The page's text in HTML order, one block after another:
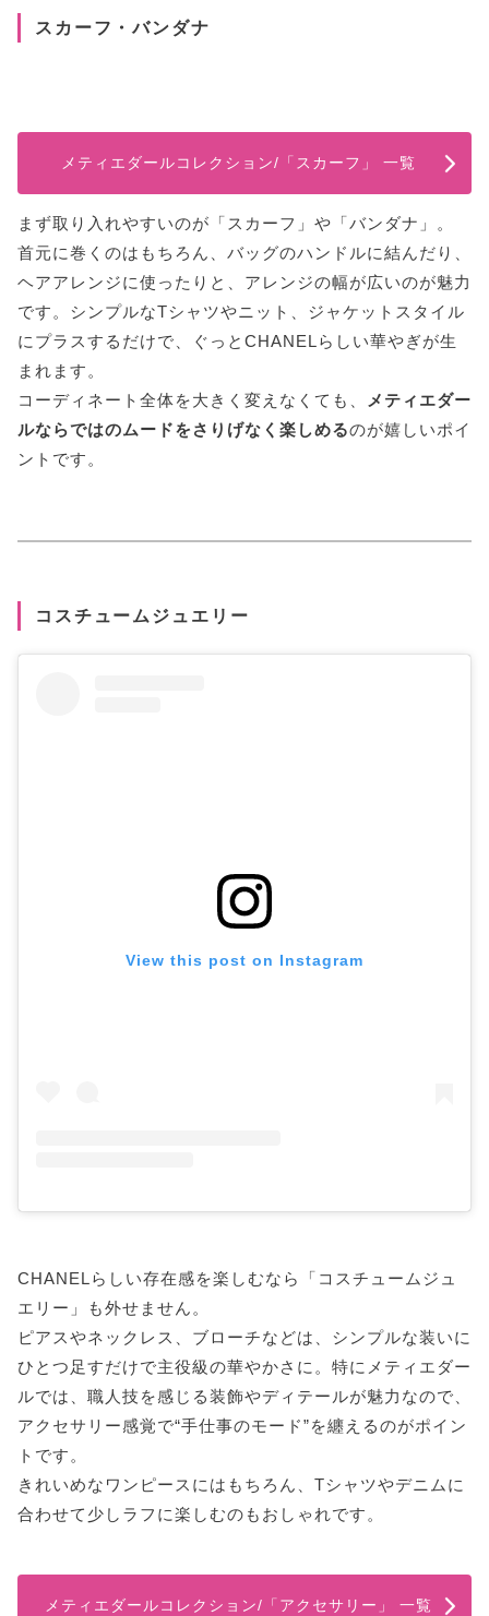
スカーフ・バンダナ
メティエダールコレクション/「スカーフ」 一覧
まず取り入れやすいのが「スカーフ」や「バンダナ」。
首元に巻くのはもちろん、バッグのハンドルに結んだり、
ヘアアレンジに使ったりと、アレンジの幅が広いのが魅力
です。シンプルなTシャツやニット、ジャケットスタイル
にプラスするだけで、ぐっとCHANELらしい華やぎが生
まれます。
コーディネート全体を大きく変えなくても、
メティエダー
ルならではのムードをさりげなく楽しめるのが嬉しいポイ
ントです。
コスチュームジュエリー
View this post on Instagram
CHANELらしい存在感を楽しむなら「コスチュームジュ
エリー」も外せません。
ピアスやネックレス、ブローチなどは、シンプルな装いに
ひとつ足すだけで主役級の華やかさに。特にメティエダー
ルでは、職人技を感じる装飾やディテールが魅力なので、
アクセサリー感覚で“手仕事のモード”を纏えるのがポイン
トです。
きれいめなワンピースにはもちろん、Tシャツやデニムに
合わせて少しラフに楽しむのもおしゃれです。
メティエダールコレクション/「アクセサリー」 一覧